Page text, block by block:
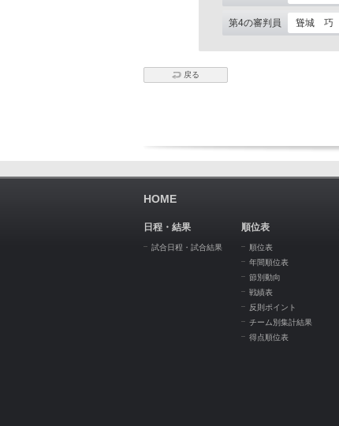
第4の審判員 聳城 巧
戻る
HOME
日程・結果
試合日程・試合結果
順位表
順位表
年間順位表
節別動向
戦績表
反則ポイント
チーム別集計結果
得点順位表